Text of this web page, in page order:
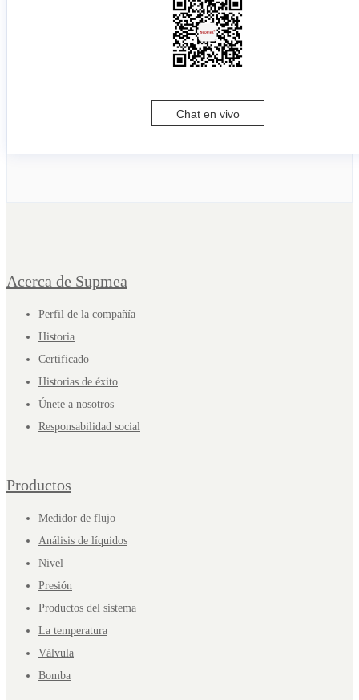
Chat en vivo
Acerca de Supmea
Perfil de la compañía
Historia
Certificado
Historias de éxito
Únete a nosotros
Responsabilidad social
Productos
Medidor de flujo
Análisis de líquidos
Nivel
Presión
Productos del sistema
La temperatura
Válvula
Bomba